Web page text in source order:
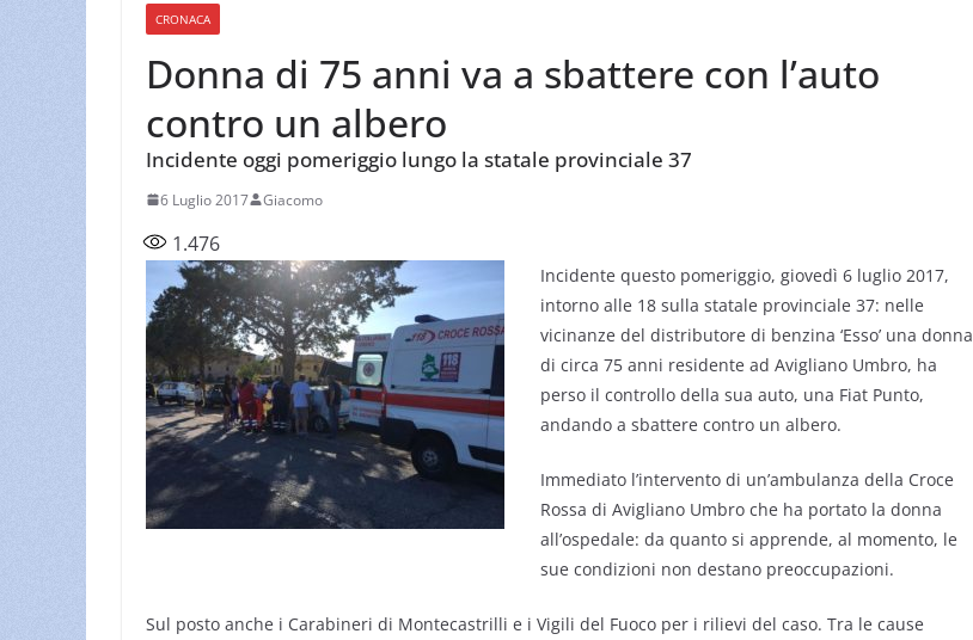
CRONACA
Donna di 75 anni va a sbattere con l’auto
contro un albero
Incidente oggi pomeriggio lungo la statale provinciale 37
6 Luglio 2017 Giacomo
1.476
Incidente questo pomeriggio, giovedì 6 luglio 2017,
intorno alle 18 sulla statale provinciale 37: nelle
vicinanze del distributore di benzina ‘Esso’ una donna
di circa 75 anni residente ad Avigliano Umbro, ha
perso il controllo della sua auto, una Fiat Punto,
andando a sbattere contro un albero.
Immediato l’intervento di un’ambulanza della Croce
Rossa di Avigliano Umbro che ha portato la donna
all’ospedale: da quanto si apprende, al momento, le
sue condizioni non destano preoccupazioni.
Sul posto anche i Carabineri di Montecastrilli e i Vigili del Fuoco per i rilievi del caso. Tra le cause